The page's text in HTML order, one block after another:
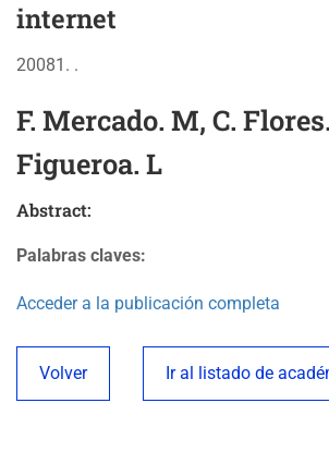
internet
20081. .
F. Mercado. M, C.
Figueroa. L
Abstract:
Palabras claves:
Acceder a la publicación completa
Volver Ir al listado de